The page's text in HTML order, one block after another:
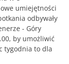
umiejętności
odbywały
- Góry
by umożliwić
tygodnia to dla